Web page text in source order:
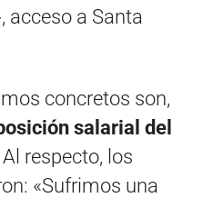
acceso a Santa
concretos son,
salarial del
Al respecto, los
«Sufrimos una